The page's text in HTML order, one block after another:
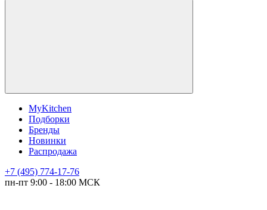
MyKitchen
Подборки
Бренды
Новинки
Распродажа
+7 (495) 774-17-76
пн-пт 9:00 - 18:00 МСК